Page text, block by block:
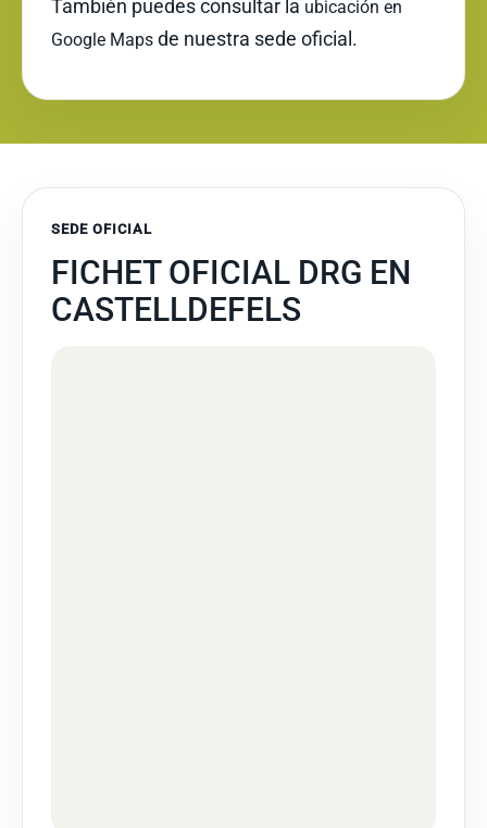
También puedes consultar la ubicación en
Google Maps de nuestra sede oficial.
SEDE OFICIAL
FICHET OFICIAL DRG EN
CASTELLDEFELS